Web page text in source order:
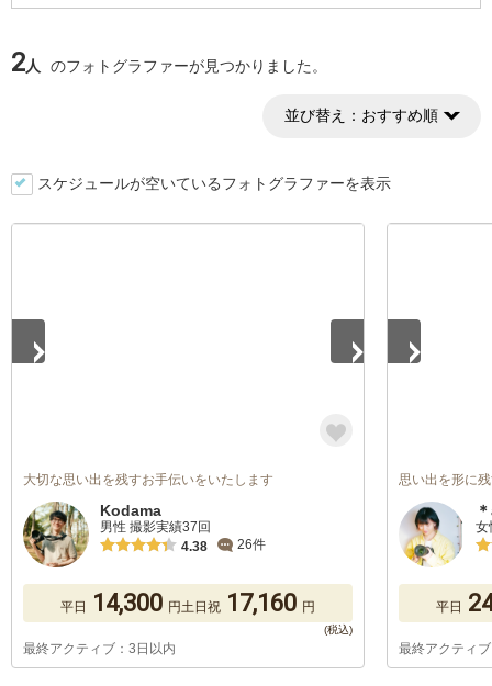
2人 のフォトグラファーが見つかりました。
並び替え： おすすめ順
スケジュールが空いているフォトグラファーを表示
大切な思い出を残すお手伝いをいたします
Kodama
男性 撮影実績37回
4.38
26件
平日 14,300 円土日祝 17,160 円
最終アクティブ：3日以内
思い出を形に
女
平日
最終アクティ